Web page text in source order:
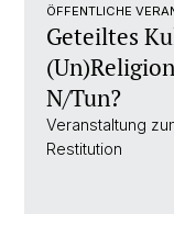
ÖFFENTLICHE
Geteiltes
N/Tun?
Veranstaltung
Restitution